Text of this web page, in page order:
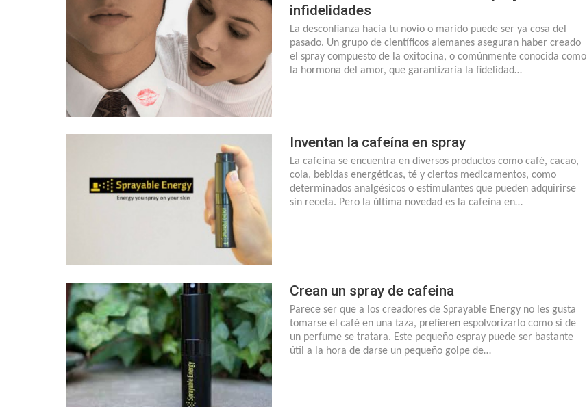
infidelidades
La desconfianza hacía tu novio o marido puede ser ya cosa del
pasado. Un grupo de científicos alemanes aseguran haber creado
el spray compuesto de la oxitocina, o comúnmente conocida como
la hormona del amor, que garantizaría la fidelidad…
Inventan la cafeína en spray
La cafeína se encuentra en diversos productos como café, cacao,
cola, bebidas energéticas, té y ciertos medicamentos, como
determinados analgésicos o estimulantes que pueden adquirirse
sin receta. Pero la última novedad es la cafeína en…
Crean un spray de cafeina
Parece ser que a los creadores de Sprayable Energy no les gusta
tomarse el café en una taza, prefieren espolvorizarlo como si de
un perfume se tratara. Este pequeño espray puede ser bastante
útil a la hora de darse un pequeño golpe de…